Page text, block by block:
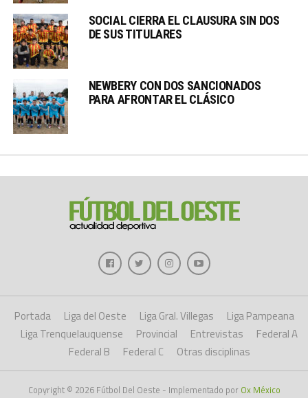
SOCIAL CIERRA EL CLAUSURA SIN DOS
DE SUS TITULARES
NEWBERY CON DOS SANCIONADOS
PARA AFRONTAR EL CLÁSICO
Portada Liga del Oeste Liga Gral. Villegas
Liga Pampeana
Liga Trenquelauquense
Provincial Entrevistas
Federal A
Federal B
Federal C Otras disciplinas
Copyright © 2026 Fútbol Del Oeste - Implementado por Ox México